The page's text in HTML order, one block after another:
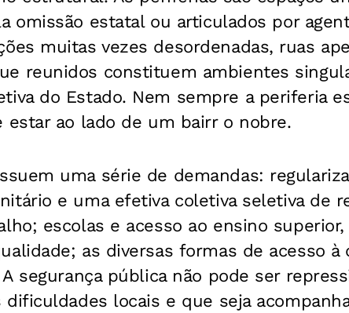
omissão estatal ou articulados por
muitas vezes desordenadas, ruas
reunidos constituem ambientes
do Estado. Nem sempre a periferia
estar ao lado de um bairr o nobre.
uma série de demandas:
e uma efetiva coletiva seletiva de
escolas e acesso ao ensino
as diversas formas de acesso
segurança pública não pode ser
dificuldades locais e que seja